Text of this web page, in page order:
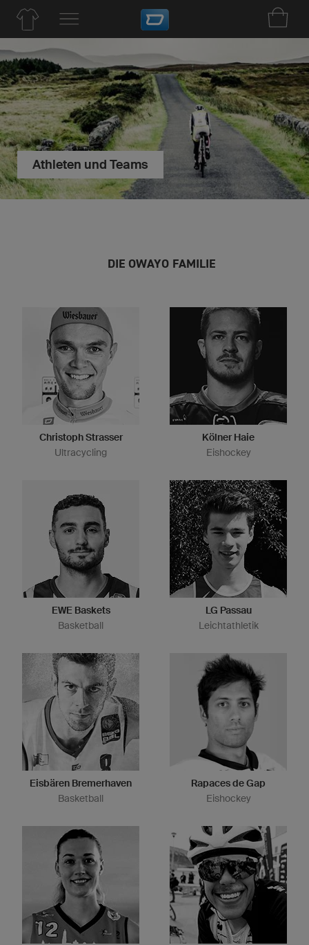
Athleten und Teams
DIE OWAYO FAMILIE
Christoph Strasser
Ultracycling
Kölner Haie
Eishockey
EWE Baskets
Basketball
LG Passau
Leichtathletik
Eisbären Bremerhaven
Basketball
Rapaces de Gap
Eishockey